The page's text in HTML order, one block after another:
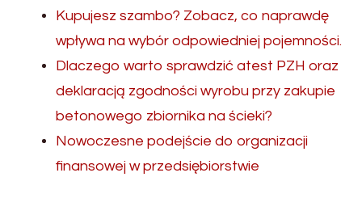
Kupujesz szambo? Zobacz, co naprawdę
wpływa na wybór odpowiedniej pojemności.
Dlaczego warto sprawdzić atest PZH oraz
deklaracją zgodności wyrobu przy zakupie
betonowego zbiornika na ścieki?
Nowoczesne podejście do organizacji
finansowej w przedsiębiorstwie